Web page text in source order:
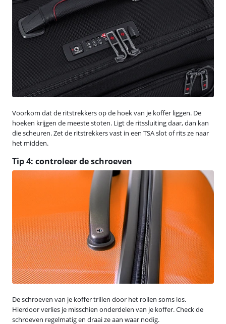
Voorkom dat de ritstrekkers op de hoek van je koffer liggen. De
hoeken krijgen de meeste stoten. Ligt de ritssluiting daar, dan kan
die scheuren. Zet de ritstrekkers vast in een TSA slot of rits ze naar
het midden.
Tip 4: controleer de schroeven
De schroeven van je koffer trillen door het rollen soms los.
Hierdoor verlies je misschien onderdelen van je koffer. Check de
schroeven regelmatig en draai ze aan waar nodig.